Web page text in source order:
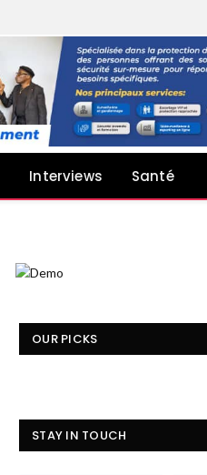
Interviews Santé
OUR PICKS
STAY IN TOUCH